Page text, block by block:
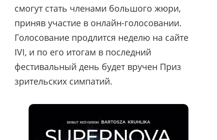
смогут стать членами большого жюри,
приняв участие в онлайн-голосовании.
Голосование продлится неделю на сайте
IVI, и по его итогам в последний
фестивальный день будет вручен Приз
зрительских симпатий.